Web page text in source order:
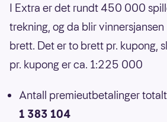
I Extra er det rundt 450 000
trekning, og da blir
brett. Det er to brett pr. kupong,
pr. kupong er ca. 1:225 000
Antall premieutbetalinger
1 383 104